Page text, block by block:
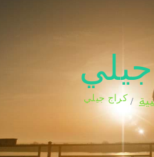
كراج جيلي